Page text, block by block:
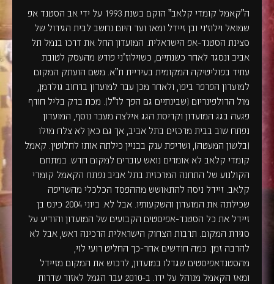
ה”קאמל קומדי קלאב” הוקם בשנת 1993 על ידי אב הסטנד אפ
שמואל וילוז'ני ובן זיידל ומאז ועד היום נחשב לבית הגידול של
סצינת הסטנד-אפ הישראלית. המועדון החל את דרכו בנמל תל
אביב ונסגר לאחר כשנתיים, כשוילוז’ני פורש מהעסק לטובת
עתיד בפוליטיקה המקומית בעיריית ת”א. משם הועתק המקום
למועדון הפרפר ביפו, ולאחר מכן עבר למועדון ברחוב גולדמן,
מול הדולפינריום (שבינתיים גם הפך לז”ל). מכת ברק בליל חורף
פגעה בגג המועדון וקריסת הגג אילצה מעבר נוסף, המועדון
נפתח שוב בבית מרכזים בתל אביב, אך גם כאן לא צלח מזלו
(בלשון המעטה), ושריפת ענק בבניין כילתה אותו לחלוטין. קאמל
קומדי קלאב לא אומרים נואש עוברים למקום חדש. במתחם
הקולנוע של התחנה המרכזית בתל אביב נפתח הקאמל קומדי
קלאב. זיידל ניסה להתאושש מההפסד הכלכלי מהשריפה
שכילתה את המועדון והשקעותיו. אבל לא. ביוני 2004 כינס בן
זיידל את כל הסטנד-אפיסטים הקבועים של המועדון והודיע על
סגירת המקום. תרבות הצחוק הישראלית הרכינה ראש, אבל לא
להרבה זמן. כמה חודשים אחר-כך החליט רועי לוי,
מהסטנדאפיסטים שגדלו במועדון, לרכוש את המקום מזיידל
ומאז הקאמל מנוהל על ידו. ב-2010 עבר הגמל לאזור שדרות